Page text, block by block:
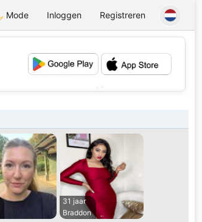
Mode Inloggen Registreren
31 jaar
Braddon